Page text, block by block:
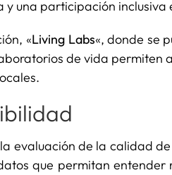
una participación inclusiva
«Living Labs«, donde se
de vida
evaluación de la calidad
que permitan